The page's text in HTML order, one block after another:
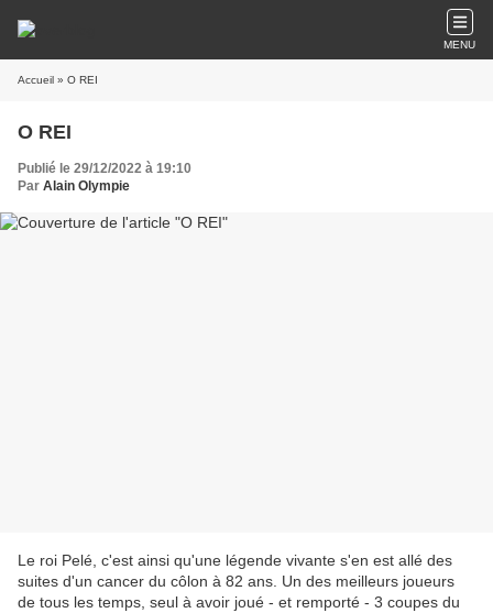
MENU
Accueil » O REI
O REI
Publié le 29/12/2022 à 19:10
Par Alain Olympie
Le roi Pelé, c'est ainsi qu'une légende vivante s'en est allé des
suites d'un cancer du côlon à 82 ans. Un des meilleurs joueurs
de tous les temps, seul à avoir joué - et remporté - 3 coupes du